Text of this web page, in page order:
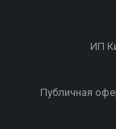
ИП
Публичная